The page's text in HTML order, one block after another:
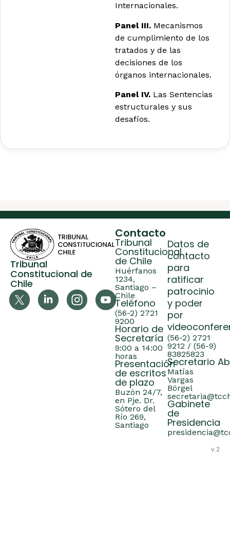
Internacionales.
Panel III. Mecanismos
de cumplimiento de los
tratados y de las
decisiones de los
órganos internacionales.
Panel IV. Las Sentencias
estructurales y sus
desafíos.
Tribunal
Constitucional de
Chile
Contacto
Tribunal
Constitucional
de Chile
Huérfanos
1234,
Santiago –
Chile
Teléfono
(56-2) 2721
9200
Horario de
Secretaría
9:00 a 14:00
horas
Presentación
de escritos
de plazo
Buzón 24/7,
en Pje. Dr.
Sótero del
Río 269,
Santiago
Datos de
contacto
para
ratificar
patrocinio
y poder
por
(56-2) 2721
9212 / (56-9)
83825823
Secretario
Matías
Vargas
Börgel
Gabinete
de
Presidencia
v.2